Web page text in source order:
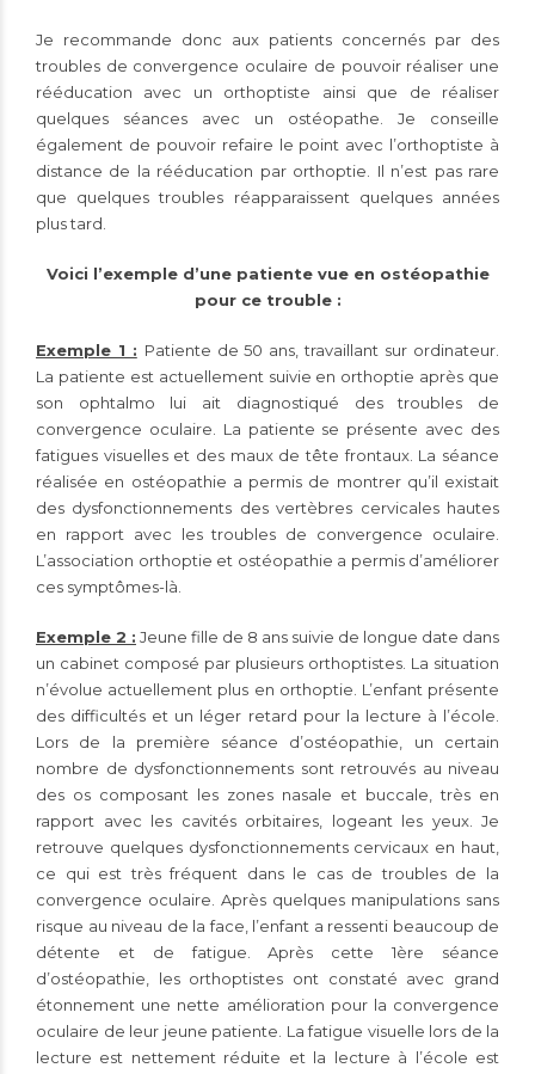
Je recommande donc aux patients concernés par des
troubles de convergence oculaire de pouvoir réaliser une
rééducation avec un orthoptiste ainsi que de réaliser
quelques séances avec un ostéopathe. Je conseille
également de pouvoir refaire le point avec l’orthoptiste à
distance de la rééducation par orthoptie. Il n’est pas rare
que quelques troubles réapparaissent quelques années
plus tard.
Voici l’exemple d’une patiente vue en ostéopathie
pour ce trouble :
Exemple 1 : Patiente de 50 ans, travaillant sur ordinateur.
La patiente est actuellement suivie en orthoptie après que
son ophtalmo lui ait diagnostiqué des troubles de
convergence oculaire. La patiente se présente avec des
fatigues visuelles et des maux de tête frontaux. La séance
réalisée en ostéopathie a permis de montrer qu’il existait
des dysfonctionnements des vertèbres cervicales hautes
en rapport avec les troubles de convergence oculaire.
L’association orthoptie et ostéopathie a permis d’améliorer
ces symptômes-là.
Exemple 2 : Jeune fille de 8 ans suivie de longue date dans
un cabinet composé par plusieurs orthoptistes. La situation
n’évolue actuellement plus en orthoptie. L’enfant présente
des difficultés et un léger retard pour la lecture à l’école.
Lors de la première séance d’ostéopathie, un certain
nombre de dysfonctionnements sont retrouvés au niveau
des os composant les zones nasale et buccale, très en
rapport avec les cavités orbitaires, logeant les yeux. Je
retrouve quelques dysfonctionnements cervicaux en haut,
ce qui est très fréquent dans le cas de troubles de la
convergence oculaire. Après quelques manipulations sans
risque au niveau de la face, l’enfant a ressenti beaucoup de
détente et de fatigue. Après cette 1ère séance
d’ostéopathie, les orthoptistes ont constaté avec grand
étonnement une nette amélioration pour la convergence
oculaire de leur jeune patiente. La fatigue visuelle lors de la
lecture est nettement réduite et la lecture à l’école est